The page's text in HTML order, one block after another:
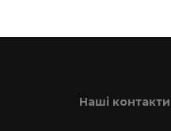
Наші контакти